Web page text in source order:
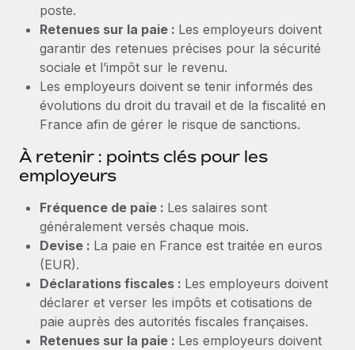
poste.
Retenues sur la paie : Les employeurs doivent
garantir des retenues précises pour la sécurité
sociale et l’impôt sur le revenu.
Les employeurs doivent se tenir informés des
évolutions du droit du travail et de la fiscalité en
France afin de gérer le risque de sanctions.
À retenir : points clés pour les
employeurs
Fréquence de paie : Les salaires sont
généralement versés chaque mois.
Devise : La paie en France est traitée en euros
(EUR).
Déclarations fiscales : Les employeurs doivent
déclarer et verser les impôts et cotisations de
paie auprès des autorités fiscales françaises.
Retenues sur la paie : Les employeurs doivent